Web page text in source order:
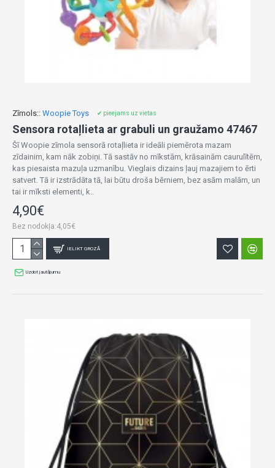
Zīmols:: Woopie Toys ✔ pieejams uz vietas
Sensora rotaļlieta ar grabuli un graužamo 47467
Šī Woopie zīmola sensorā rotaļlieta ir ideāli piemērota mazam
zīdainim, kam nāk zobiņi. Tā sastāv no mīkstām, krāsainām caurulītēm,
kas piesaista mazuļa uzmanību. Vieglais dizains ļauj mazajiem to ērti
satvert. Tā ir izstrādāta tā, lai būtu droša bērniem, bez asām malām, un
tai ir mīksti elementi, k..
4,90€
Bez nodokļa:4,05€
IELIKT GROZĀ
Uzdot jautājumu